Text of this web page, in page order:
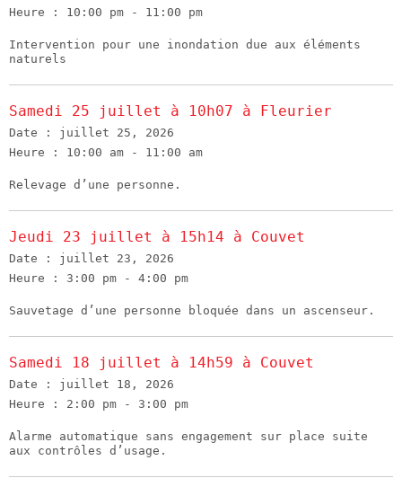
Heure : 10:00 pm - 11:00 pm
Intervention pour une inondation due aux éléments
naturels
Samedi 25 juillet à 10h07 à Fleurier
Date : juillet 25, 2026
Heure : 10:00 am - 11:00 am
Relevage d’une personne.
Jeudi 23 juillet à 15h14 à Couvet
Date : juillet 23, 2026
Heure : 3:00 pm - 4:00 pm
Sauvetage d’une personne bloquée dans un ascenseur.
Samedi 18 juillet à 14h59 à Couvet
Date : juillet 18, 2026
Heure : 2:00 pm - 3:00 pm
Alarme automatique sans engagement sur place suite
aux contrôles d’usage.